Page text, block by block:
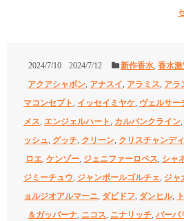
2024/7/10 2024/7/12 新作香水, 香水
アクアシャボン, アナスイ, アラミス, アラ
マコンセプト, イッセイミヤケ, ヴェルサー
メス, エンジェルハート, カルバンクライン,
ッシュ, グッチ, クリーン, クリスチャンデ
ロエ, ケンゾー, ジェニファーロペス, シャ
ジミーチュウ, ジャンポールゴルチェ, ジャ
ョルジオアルマーニ, ダビドフ, ダンヒル,
＆ガッバーナ, ニコス, ニナリッチ, バーバ